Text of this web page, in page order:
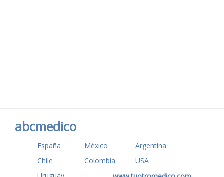
abcmedico
España México
Argentina
Chile
Colombia
USA